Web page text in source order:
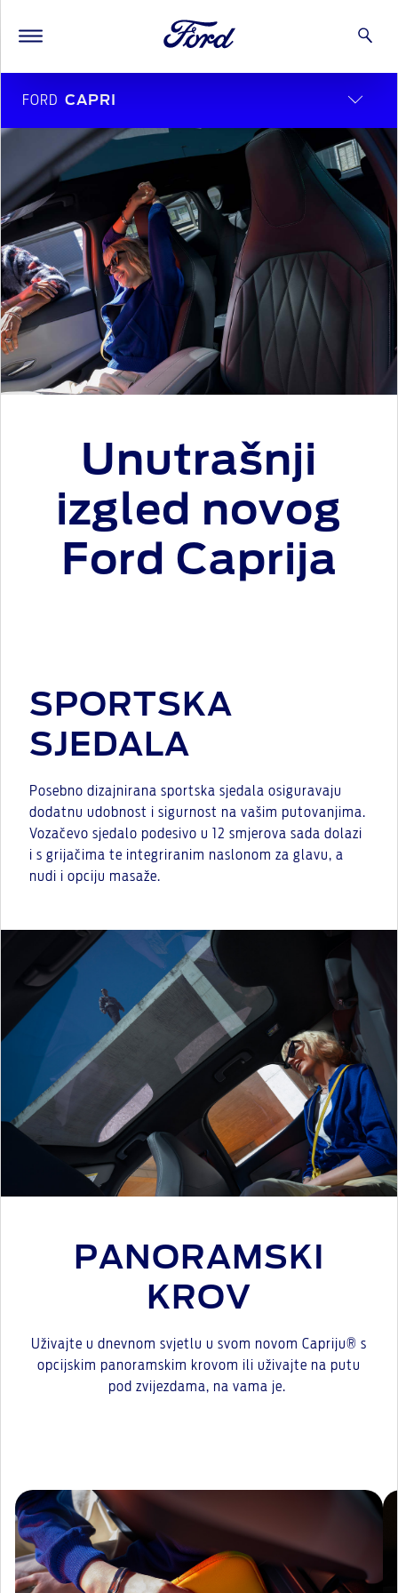
FORD CAPRI
Unutrašnji
izgled novog
Ford Caprija
SPORTSKA
SJEDALA
Posebno dizajnirana sportska sjedala osiguravaju
dodatnu udobnost i sigurnost na vašim putovanjima.
Vozačevo sjedalo podesivo u 12 smjerova sada dolazi
i s grijačima te integriranim naslonom za glavu, a
nudi i opciju masaže.
PANORAMSKI
KROV
Uživajte u dnevnom svjetlu u svom novom Capriju® s
opcijskim panoramskim krovom ili uživajte na putu
pod zvijezdama, na vama je.